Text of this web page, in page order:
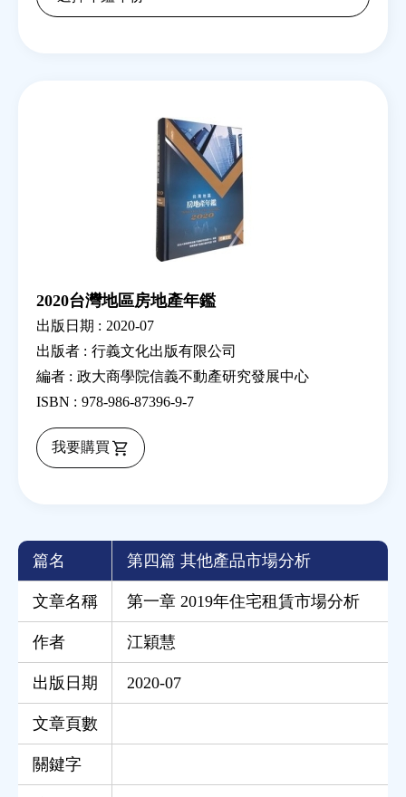
2020台灣地區房地產年鑑
出版日期 : 2020-07
出版者 : 行義文化出版有限公司
編者 : 政大商學院信義不動產研究發展中心
ISBN : 978-986-87396-9-7
我要購買
篇名 第四篇 其他產品市場分析
文章名稱 第一章 2019年住宅租賃市場分析
作者 江穎慧
出版日期 2020-07
文章頁數
關鍵字